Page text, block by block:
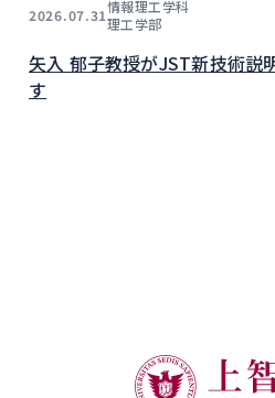
2026.07.31情報理工学科
理工学部
矢入 郁子教授がJST新技術説
す